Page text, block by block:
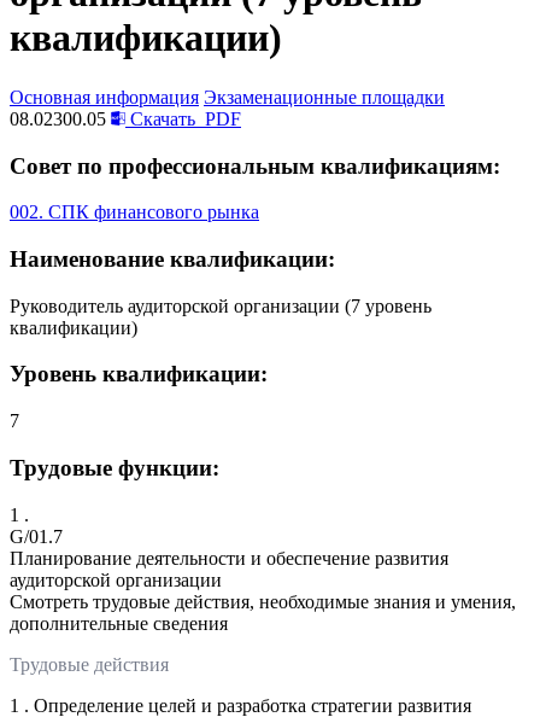
квалификации)
Основная информация Экзаменационные площадки
08.02300.05
Скачать PDF
Совет по профессиональным квалификациям:
002. СПК финансового рынка
Наименование квалификации:
Руководитель аудиторской организации (7 уровень
квалификации)
Уровень квалификации:
7
Трудовые функции:
1 .
G/01.7
Планирование деятельности и обеспечение развития
аудиторской организации
Смотреть трудовые действия, необходимые знания и умения,
дополнительные сведения
Трудовые действия
1 . Определение целей и разработка стратегии развития